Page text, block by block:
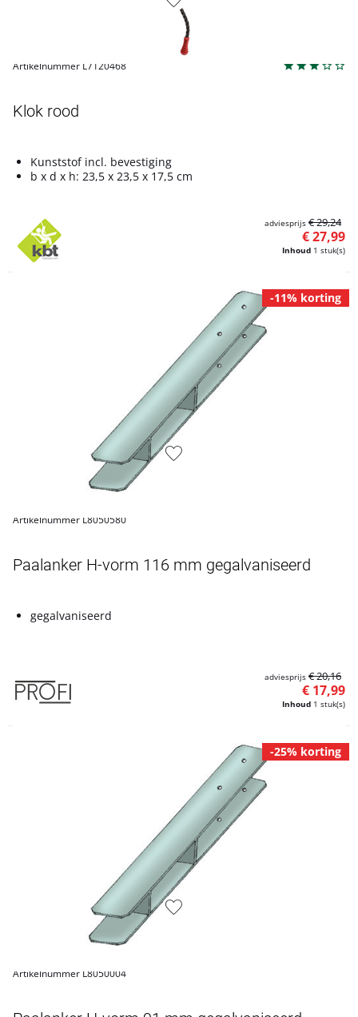
Artikelnummer L7120468
Klok rood
Kunststof incl. bevestiging
b x d x h: 23,5 x 23,5 x 17,5 cm
Inhoud 1 stuk(s)
€ 27,99
adviesprijs € 29,24
-11% korting
Artikelnummer L8050580
Paalanker H-vorm 116 mm gegalvaniseerd
gegalvaniseerd
Inhoud 1 stuk(s)
€ 17,99
adviesprijs € 20,16
-25% korting
Artikelnummer L8050004